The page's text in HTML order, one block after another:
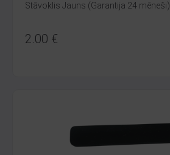
Stāvoklis Jauns (Garantija 24 mēneši)
2.00 €